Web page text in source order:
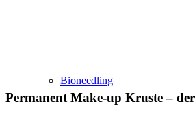
Bioneedling
Permanent Make-up Kruste –